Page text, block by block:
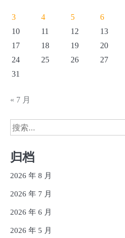
3
4 5 6
10
11 12 13
17
18 19 20
24
25 26 27
31
« 7 月
搜
索：
归档
2026 年 8 月
2026 年 7 月
2026 年 6 月
2026 年 5 月